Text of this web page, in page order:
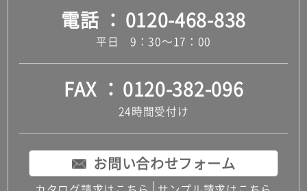
電話 0120-468-838
平日 9：30～17：00
FAX 0120-382-096
24時間受付け
お問い合わせフォーム